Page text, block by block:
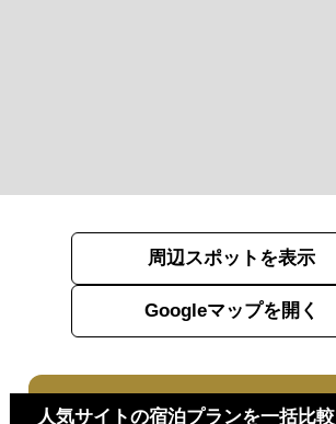
周辺スポットを表示
Googleマップを開く
人気サイトの宿泊プランを一括比較